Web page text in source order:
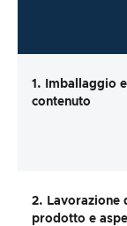
1. Imballaggio e
contenuto
2. Lavorazione
prodotto e